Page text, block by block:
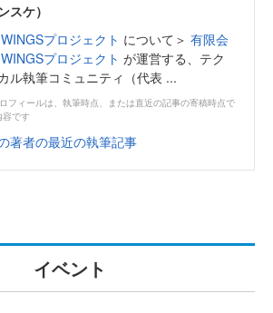
スケ）
WINGSプロジェクト について＞ 有限会
プロジェクト が運営する、テク
ル執筆コミュニティ（代表 ...
フィールは、執筆時点、または直近の記事の寄稿時点で
容です
著者の最近の執筆記事
イベント